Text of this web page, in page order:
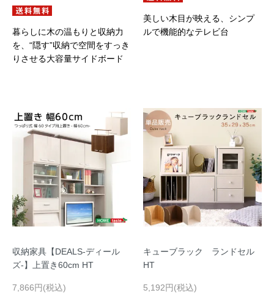
暮らしに木の温もりと収納力
を、“隠す”収納で空間をすっき
りさせる大容量サイドボード
美しい木目が映える、シンプ
ルで機能的なテレビ台
収納家具【DEALS-ディール
ズ-】上置き60cm HT
7,866円(税込)
キューブラック ランドセル
HT
5,192円(税込)